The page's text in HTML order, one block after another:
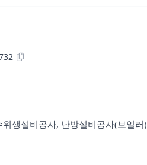
생설비공사, 난방설비공사(보일러)